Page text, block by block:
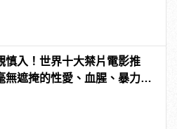
慎入！世界十大禁片電影推
無遮掩的性愛、血腥、暴力、